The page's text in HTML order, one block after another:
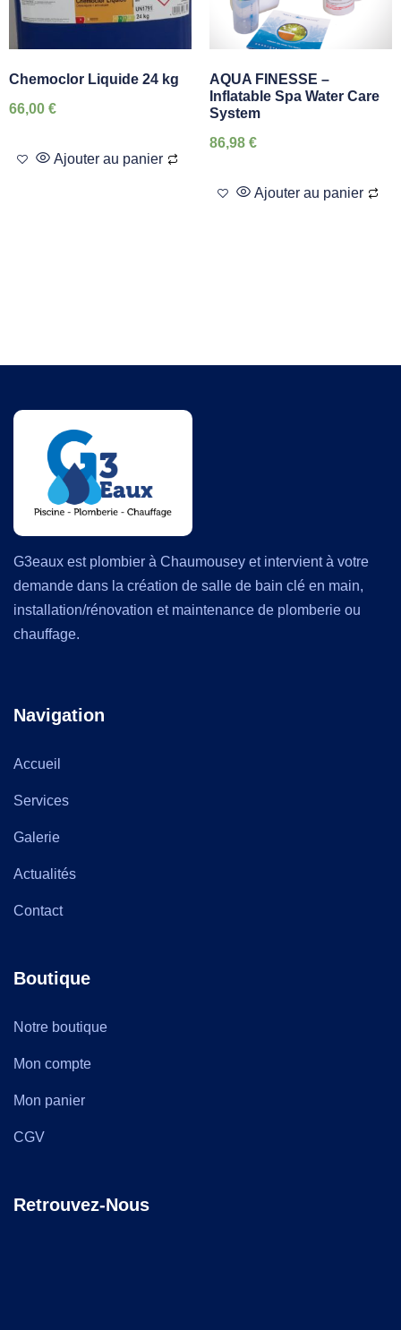
Chemoclor Liquide 24 kg
66,00 €
Ajouter au panier
AQUA FINESSE –
Inflatable Spa Water Care
System
86,98 €
Ajouter au panier
G3eaux est plombier à Chaumousey et intervient à votre
demande dans la création de salle de bain clé en main,
installation/rénovation et maintenance de plomberie ou
chauffage.
Navigation
Accueil
Services
Galerie
Actualités
Contact
Boutique
Notre boutique
Mon compte
Mon panier
CGV
Retrouvez-Nous